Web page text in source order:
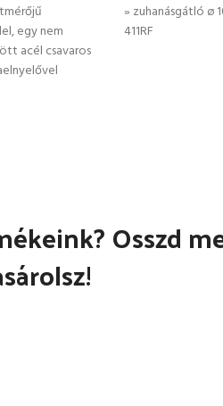
egy nem
acél csavaros
» zuhanásgátló ø
411RF
Osszd